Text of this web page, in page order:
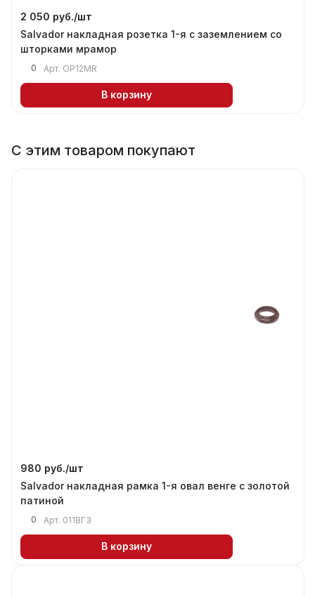
2 050 руб./шт
Salvador накладная розетка 1-я с заземлением со
шторками мрамор
0 Арт. OP12MR
В корзину
С этим товаром покупают
980 руб./шт
Salvador накладная рамка 1-я овал венге с золотой
патиной
0 Арт. 011ВГЗ
В корзину